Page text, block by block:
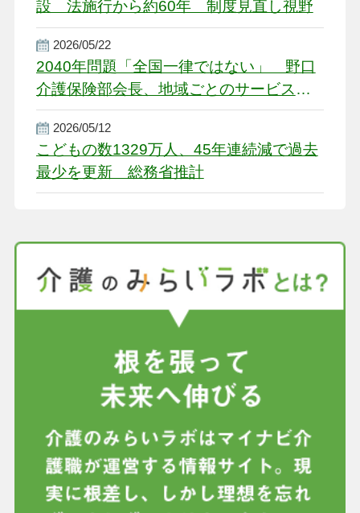
設 法施行から約60年 制度見直し視野
2026/05/22
2040年問題「全国一律ではない」 野口
介護保険部会長、地域ごとのサービス基
盤整備を促す
2026/05/12
こどもの数1329万人、45年連続減で過去
最少を更新 総務省推計